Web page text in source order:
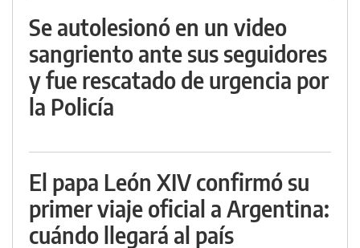
Se autolesionó en un video
sangriento ante sus seguidores
y fue rescatado de urgencia por
la Policía
El papa León XIV confirmó su
primer viaje oficial a Argentina:
cuándo llegará al país